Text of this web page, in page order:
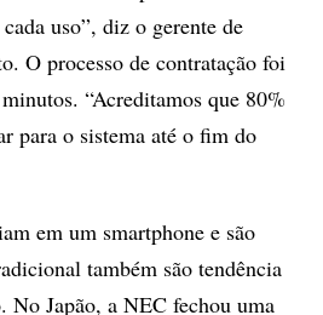
uso”, diz o gerente de
O processo de contratação foi
“Acreditamos que 80%
para o sistema até o fim do
em um smartphone e são
também são tendência
No Japão, a NEC fechou uma